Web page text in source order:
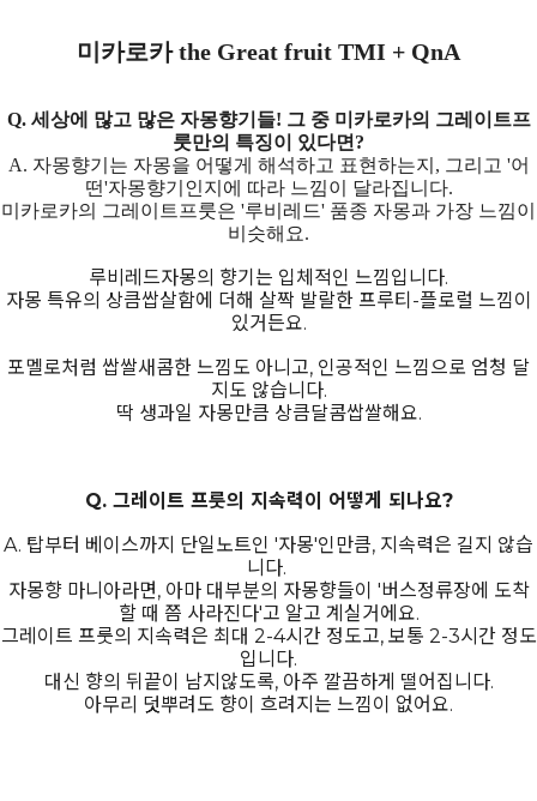
미카로카 the Great fruit TMI + QnA
Q. 세상에 많고 많은 자몽향기들! 그 중 미카로카의 그레이트프
룻만의 특징이 있다면?
A. 자몽향기는 자몽을 어떻게 해석하고 표현하는지, 그리고 '어
떤'자몽향기인지에 따라 느낌이 달라집니다.
미카로카의 그레이트프룻은 '루비레드' 품종 자몽과 가장 느낌이
비슷해요.
루비레드자몽의 향기는 입체적인 느낌입니다.
자몽 특유의 상큼쌉살함에 더해 살짝 발랄한 프루티-플로럴 느낌이
있거든요.
포멜로처럼 쌉쌀새콤한 느낌도 아니고, 인공적인 느낌으로 엄청 달
지도 않습니다.
딱 생과일 자몽만큼 상큼달콤쌉쌀해요.
Q. 그레이트 프룻의 지속력이 어떻게 되나요?
A. 탑부터 베이스까지 단일노트인 '자몽'인만큼, 지속력은 길지 않습
니다.
자몽향 마니아라면, 아마 대부분의 자몽향들이 '버스정류장에 도착
할 때 쯤 사라진다'고 알고 계실거에요.
그레이트 프룻의 지속력은 최대 2-4시간 정도고, 보통 2-3시간 정도
입니다.
대신 향의 뒤끝이 남지않도록, 아주 깔끔하게 떨어집니다.
아무리 덧뿌려도 향이 흐려지는 느낌이 없어요.